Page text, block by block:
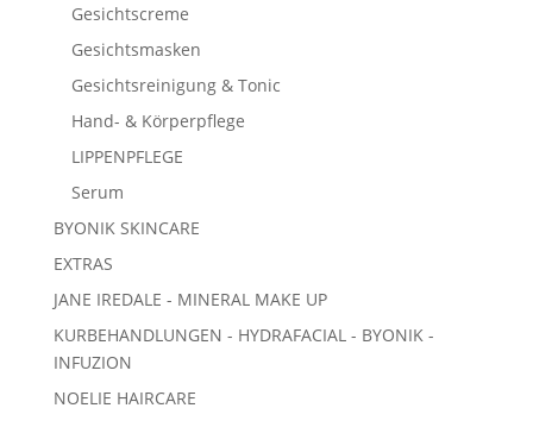
Gesichtscreme
Gesichtsmasken
Gesichtsreinigung & Tonic
Hand- & Körperpflege
LIPPENPFLEGE
Serum
BYONIK SKINCARE
EXTRAS
JANE IREDALE - MINERAL MAKE UP
KURBEHANDLUNGEN - HYDRAFACIAL - BYONIK -
INFUZION
NOELIE HAIRCARE